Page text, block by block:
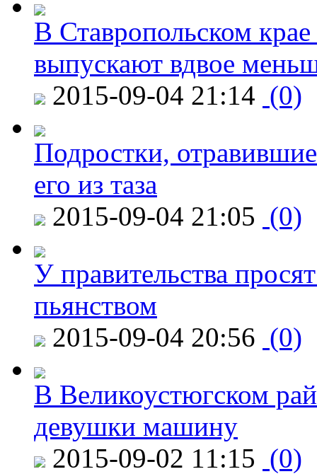
В Ставропольском
выпускают вдвое
2015-09-04 21:14 (0)
Подростки,
его из таза
2015-09-04 21:05 (0)
У правительства
пьянством
2015-09-04 20:56 (0)
В Великоустюгском
девушки машину
2015-09-02 11:15 (0)